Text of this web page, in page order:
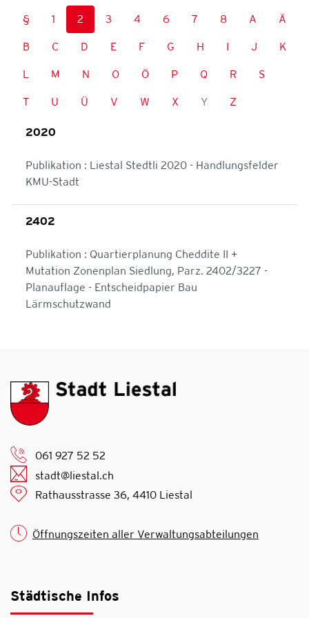
§ 1 2 3 4 6 7 8 A Ä
B C D E F G H I J K
L M N O Ö P Q R S
T U Ü V W X Y Z
2020
Publikation : Liestal Stedtli 2020 - Handlungsfelder
KMU-Stadt
2402
Publikation : Quartierplanung Cheddite II +
Mutation Zonenplan Siedlung, Parz. 2402/3227 -
Planauflage - Entscheidpapier Bau
Lärmschutzwand
061 927 52 52
stadt@liestal.ch
Rathausstrasse 36, 4410 Liestal
Öffnungszeiten aller Verwaltungsabteilungen
Städtische Infos